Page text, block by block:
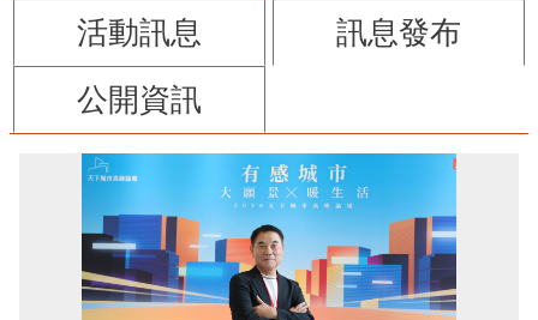
活動訊息
訊息發布
公開資訊